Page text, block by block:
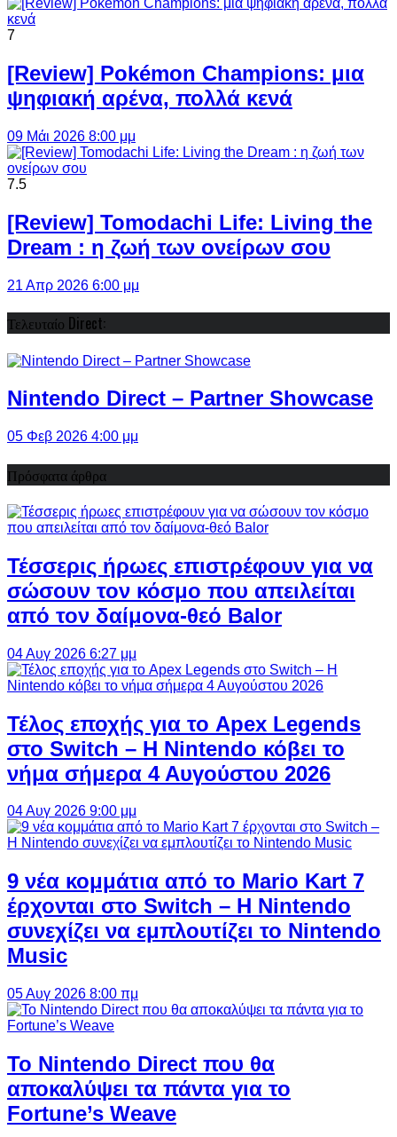
7
[Review] Pokémon Champions: μια
ψηφιακή αρένα, πολλά κενά
09 Μάι 2026 8:00 μμ
7.5
[Review] Tomodachi Life: Living the
Dream : η ζωή των ονείρων σου
21 Απρ 2026 6:00 μμ
Τελευταίο Direct:
Nintendo Direct – Partner Showcase
05 Φεβ 2026 4:00 μμ
Πρόσφατα άρθρα
Τέσσερις ήρωες επιστρέφουν για να
σώσουν τον κόσμο που απειλείται
από τον δαίμονα-θεό Balor
04 Αυγ 2026 6:27 μμ
Τέλος εποχής για το Apex Legends
στο Switch – Η Nintendo κόβει το
νήμα σήμερα 4 Αυγούστου 2026
04 Αυγ 2026 9:00 μμ
9 νέα κομμάτια από το Mario Kart 7
έρχονται στο Switch – Η Nintendo
συνεχίζει να εμπλουτίζει το Nintendo
Music
05 Αυγ 2026 8:00 πμ
Το Nintendo Direct που θα
αποκαλύψει τα πάντα για το
Fortune’s Weave